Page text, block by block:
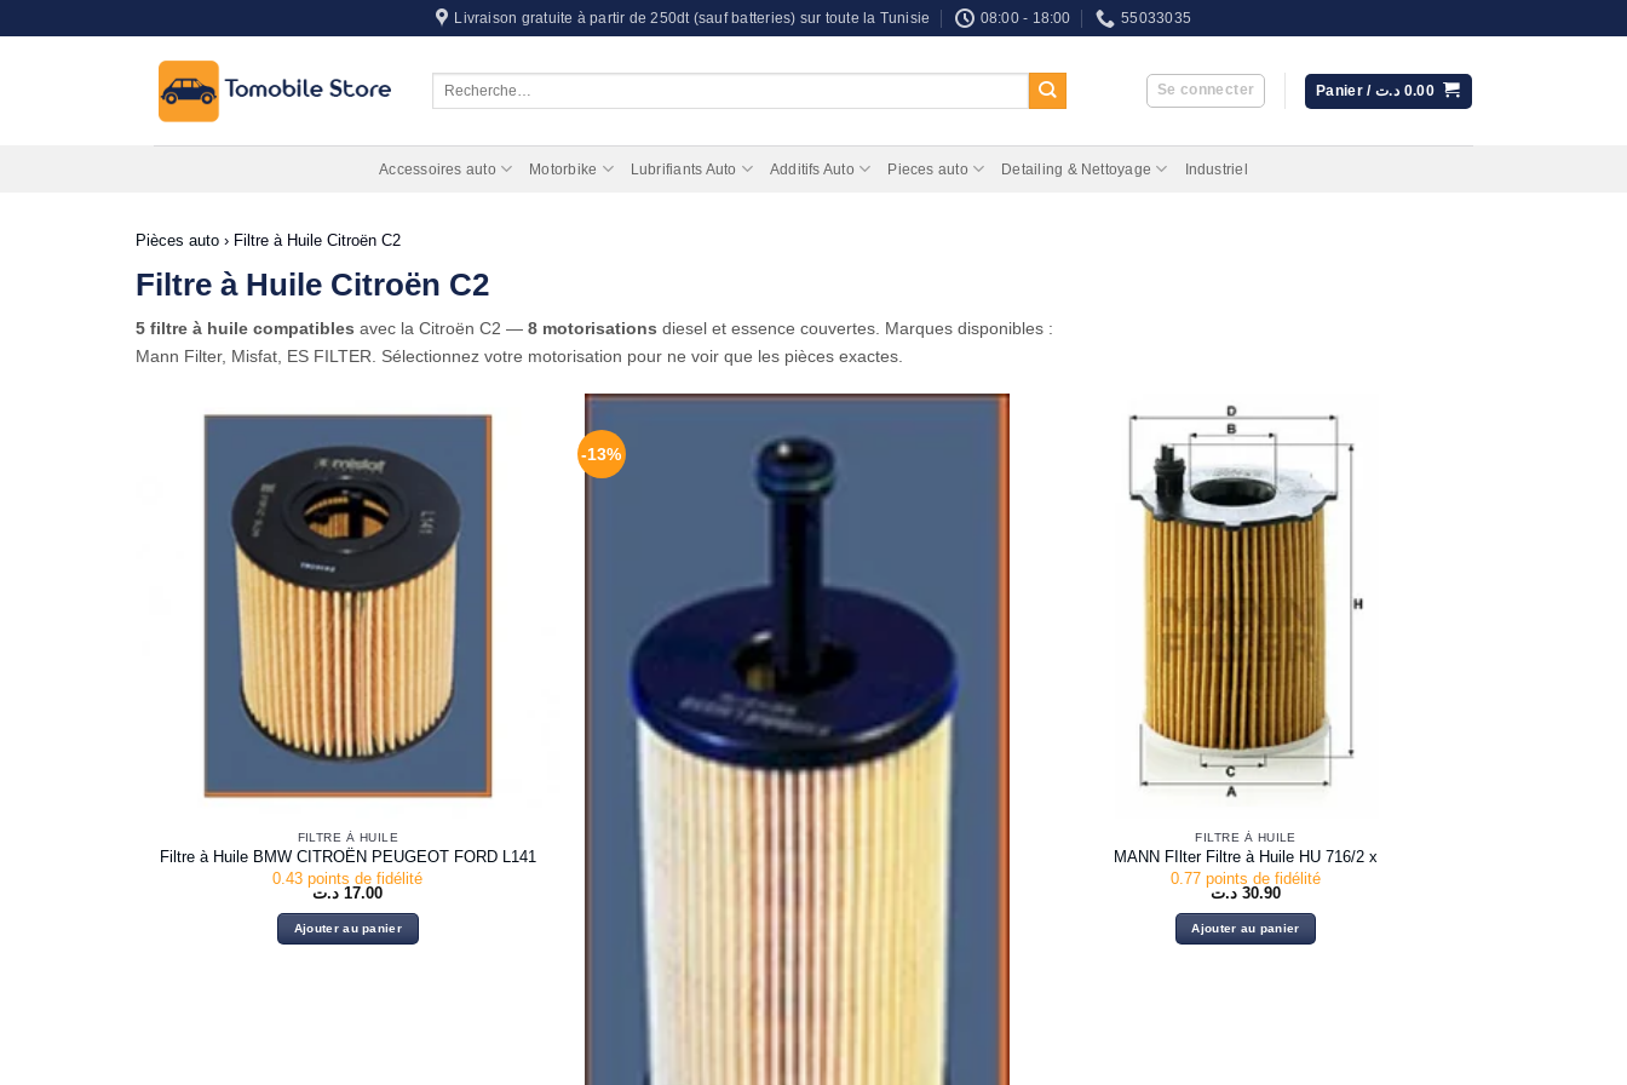
au
Livraison gratuite à partir de 250dt (sauf batteries) sur toute la Tunisie 08:00 - 18:00 55033035
Se connecter Panier / 0.00 د.ت
Accessoires auto Motorbike Lubrifiants Auto Additifs Auto Pieces auto Detailing & Nettoyage Industriel
Pièces auto › Filtre à Huile Citroën C2
Filtre à Huile Citroën C2
5 filtre à huile compatibles avec la Citroën C2 — 8 motorisations diesel et essence couvertes. Marques disponibles :
Mann Filter, Misfat, ES FILTER. Sélectionnez votre motorisation pour ne voir que les pièces exactes.
FILTRE À HUILE
Filtre à Huile BMW CITROËN PEUGEOT FORD L141
0.43 points de fidélité
17.00 د.ت
Ajouter au panier
-13%
FILTRE À HUILE
MANN FIlter Filtre à Huile HU 716/2 x
0.77 points de fidélité
30.90 د.ت
Ajouter au panier